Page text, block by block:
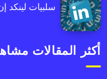
سلبيات لينكد
أكثر المقالات